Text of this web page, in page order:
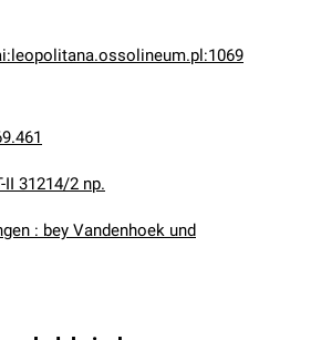
II 31214/2 np.
: bey Vandenhoek und